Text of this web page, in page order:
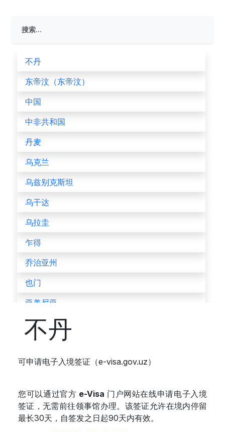
不丹
东帝汶（东帝汶）
中国
中非共和国
丹麦
乌克兰
乌兹别克斯坦
乌干达
乌拉圭
乍得
乔治亚州
也门
亚美尼亚
以色列
伊拉克
伊朗
佛得角
俄罗斯联邦
不丹
可申请电子入境签证（e-visa.gov.uz）
您可以通过官方 e-Visa 门户网站在线申请电子入境
签证，无需前往领事馆办理。该签证允许在境内停留
最长30天，自签发之日起90天内有效。